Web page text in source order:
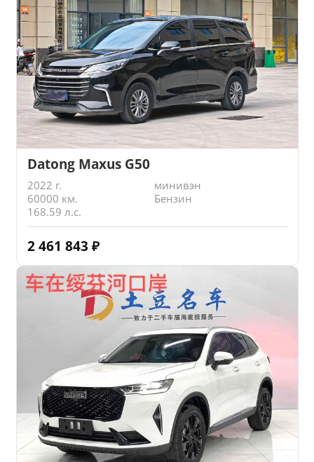
Datong Maxus G50
2022 г.
минивэн
60000 км.
Бензин
168.59 л.с.
2 461 843 ₽